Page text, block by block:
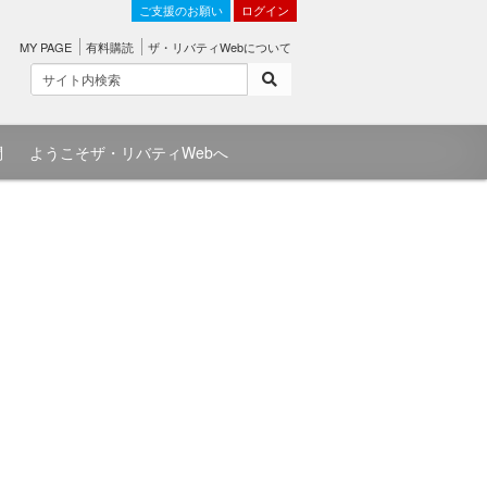
ご支援のお願い ログイン
MY PAGE 有料購読 ザ・リバティWebについて
ようこそザ・リバティWebへ